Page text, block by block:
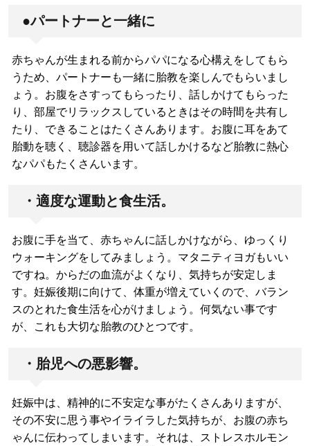
●パートナーと一緒に
赤ちゃんが生まれる前からパパになる心構えをしてもら
うため、パートナーも一緒に胎教を楽しんでもらいまし
ょう。お腹をさすってもらったり、話しかけてもらった
り、部屋でリラックスしているときはその時間を共有し
たり、できることはたくさんあります。お腹に耳をあて
胎動を聴く、聴診器を用いて話しかけるなど胎教に熱心
なパパもたくさんいます。
・適度な運動と食生活。
お腹に手を当て、赤ちゃんに話しかけながら、ゆっくり
ウォーキングをしてみましょう。マタニティヨガもいい
ですね。からだの血流がよくなり、気持ちが安定しま
す。妊娠後期に向けて、体重が増えていくので、バラン
スのとれた食生活を心がけましょう。何気ない事です
が、これも大切な胎教のひとつです。
・胎児への悪影響。
妊娠中は、精神的に不安定な事がたくさんありますが、
その不安に思う事やイライラした気持ちが、お腹の赤ち
ゃんに伝わってしまいます。それは、ストレスホルモン